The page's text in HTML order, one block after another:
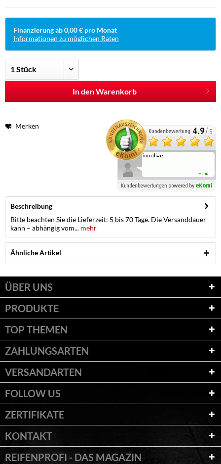
Finanzierung ab 0,00 € pro Monat
Informationen zu möglichen Raten
In den Warenkorb
Merken
Beschreibung
Bitte beachten Sie die Lieferzeit: 5 bis 70 Tage. Die Versanddauer
kann – abhängig vom... mehr
Ähnliche Artikel
ÜBER UNS
PRODUKTE
TOP THEMEN
ZAHLUNGSARTEN
VERSANDARTEN
FOLLOW US
ZERTIFIKATE
KONTAKT
REIFENPROFI - DAS MAGAZIN